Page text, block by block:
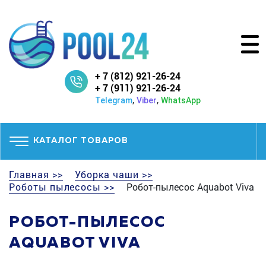
+ 7 (812) 921-26-24
+ 7 (911) 921-26-24
Telegram, Viber, WhatsApp
КАТАЛОГ ТОВАРОВ
Главная >>
Уборка чаши >>
Роботы пылесосы >>
Робот-пылесоc Aquabot Viva
РОБОТ-ПЫЛЕСОC
AQUABOT VIVA